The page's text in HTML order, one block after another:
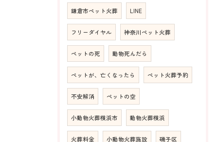
鎌倉市ペット火葬 LINE
フリーダイヤル 神奈川ペット火葬
ペットの死 動物死んだら
ペットが、亡くなったら ペット火葬予約
不安解消 ペットの空
小動物火葬横浜市 動物火葬横浜
火葬料金 小動物火葬施設 磯子区